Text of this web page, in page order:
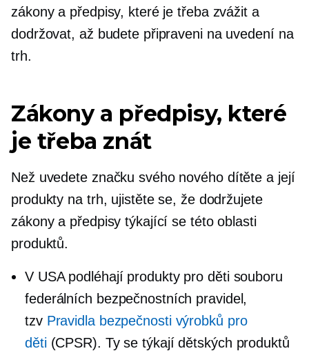
zákony a předpisy, které je třeba zvážit a
dodržovat, až budete připraveni na uvedení na
trh.
Zákony a předpisy, které
je třeba znát
Než uvedete značku svého nového dítěte a její
produkty na trh, ujistěte se, že dodržujete
zákony a předpisy týkající se této oblasti
produktů.
V USA podléhají produkty pro děti souboru
federálních bezpečnostních pravidel,
tzv Pravidla bezpečnosti výrobků pro
děti(CPSR). Ty se týkají dětských produktů